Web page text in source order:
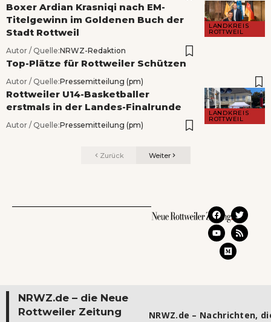
LANDKREIS
ROTTWEIL
Boxer Ardian Krasniqi nach EM-
Titelgewinn im Goldenen Buch der
Stadt Rottweil
Autor / Quelle:NRWZ-Redaktion
Top-Plätze für Rottweiler Schützen
Autor / Quelle:Pressemitteilung (pm)
LANDKREIS
ROTTWEIL
Rottweiler U14-Basketballer
erstmals in der Landes-Finalrunde
Autor / Quelle:Pressemitteilung (pm)
Zurück Weiter
NRWZ.de – die Neue
Rottweiler Zeitung
NRWZ.de – Nachrichten,